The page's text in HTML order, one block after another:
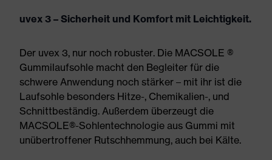
uvex 3 – Sicherheit und Komfort mit Leichtigkeit.
Der uvex 3, nur noch robuster. Die MACSOLE ®
Gummilaufsohle macht den Begleiter für die
schwere Anwendung noch stärker – mit ihr ist die
Laufsohle besonders Hitze-, Chemikalien-, und
Schnittbeständig. Außerdem überzeugt die
MACSOLE®-Sohlentechnologie aus Gummi mit
unübertroffener Rutschhemmung, auch bei Kälte.